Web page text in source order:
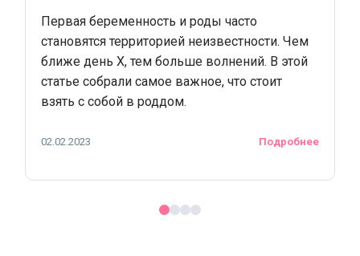
Первая беременность и роды часто
становятся территорией неизвестности. Чем
ближе день Х, тем больше волнений. В этой
статье собрали самое важное, что стоит
взять с собой в роддом.
02.02.2023 Подробнее